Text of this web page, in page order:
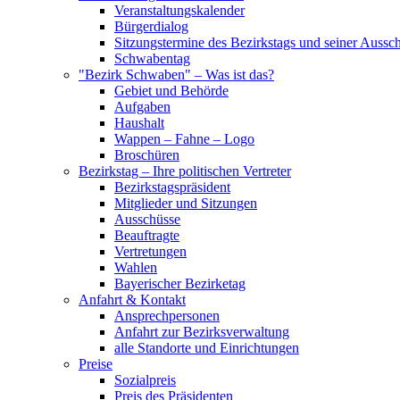
Veranstaltungskalender
Bürgerdialog
Sitzungstermine des Bezirkstags und seiner
Schwabentag
"Bezirk Schwaben" – Was ist das?
Gebiet und Behörde
Aufgaben
Haushalt
Wappen – Fahne – Logo
Broschüren
Bezirkstag – Ihre politischen Vertreter
Bezirkstagspräsident
Mitglieder und Sitzungen
Ausschüsse
Beauftragte
Vertretungen
Wahlen
Bayerischer Bezirketag
Anfahrt & Kontakt
Ansprechpersonen
Anfahrt zur Bezirksverwaltung
alle Standorte und Einrichtungen
Preise
Sozialpreis
Preis des Präsidenten